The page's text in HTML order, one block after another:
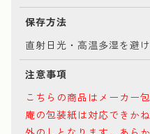
保存方法
直射日光・高温多湿を避
注意事項
こちらの商品はメーカー
庵の包装紙は対応できか